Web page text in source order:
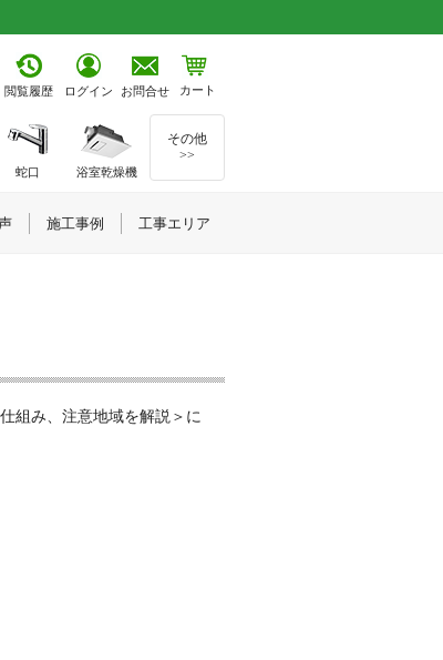
閲覧履歴 ログイン お問合せ カート
組み、注意地域を解説＞に
蛇口 浴室乾燥機
その他
>>
施工事例 工事エリア